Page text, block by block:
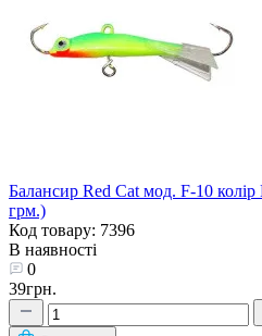
Балансир Red Cat мод. F-10
грм.)
Код товару: 7396
В наявності
0
39грн.